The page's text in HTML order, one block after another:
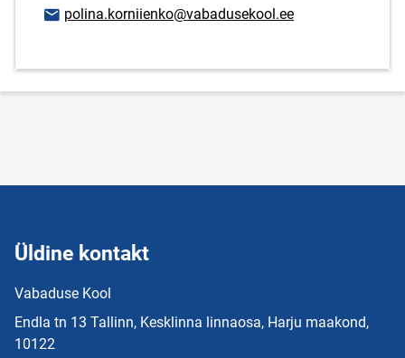
E-posti aadress
polina.korniienko@vabadusekool.ee
Üldine kontakt
Vabaduse Kool
Endla tn 13 Tallinn, Kesklinna linnaosa, Harju maakond,
10122